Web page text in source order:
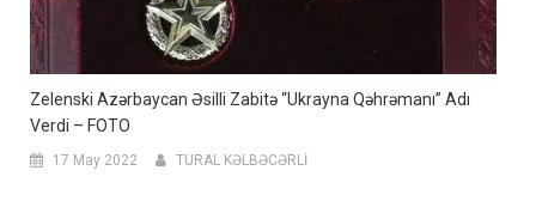
Zelenski Azərbaycan Əsilli Zabitə “Ukrayna Qəhrəmanı” Adı
Verdi – FOTO
17 May 2022 TURAL KƏLBƏCƏRLİ